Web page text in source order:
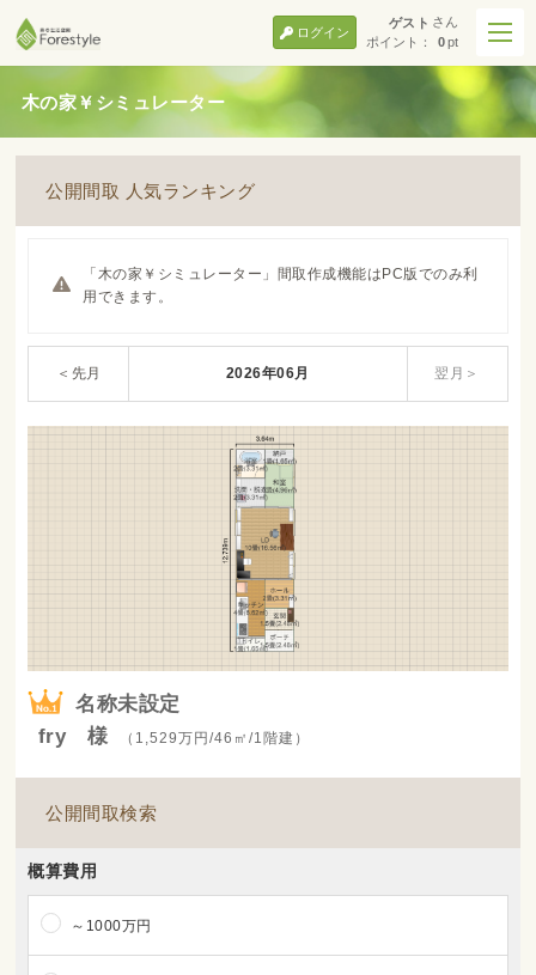
ゲスト さん
ポイント：
0pt
ログイン
木の家￥シミュレーター
公開間取 人気ランキング
「木の家￥シミュレーター」間取作成機能はPC版でのみ利
用できます。
＜先月 2026年06月 翌月＞
名称未設定
fry 様
（1,529万円/46㎡/1階建）
公開間取検索
概算費用
～1000万円